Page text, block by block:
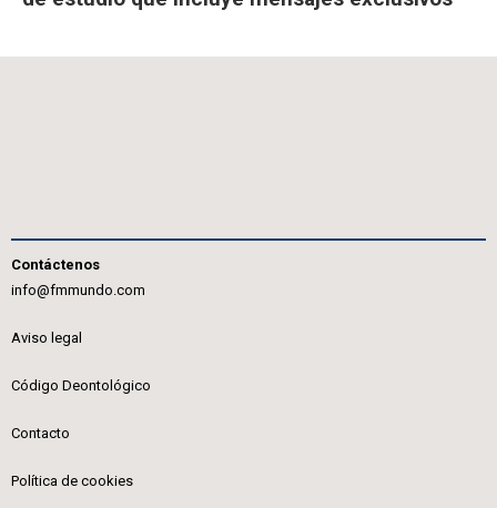
Contáctenos
info@fmmundo.com
Aviso legal
Código Deontológico
Contacto
Política de cookies